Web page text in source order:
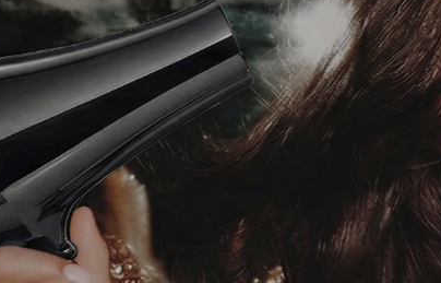
דאגנו לכם ליצירת חשבון קלה ומהירה במיוחד. המשיכו
למילוי פרטיכם ותוכלו ליהנות מהיתרונות של משתמש
רשום כבר עכשיו.
להרשמה